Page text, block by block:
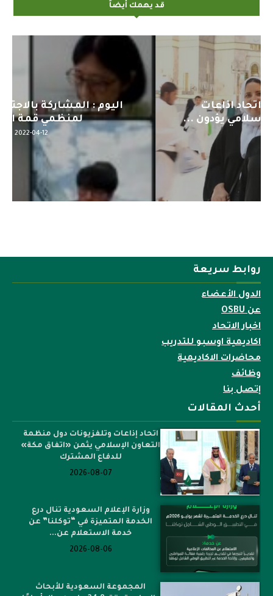
قد يهمك أيضاً
اليوم : المشاركة بالاجتماع التحضيري
لمنظمي قمة اسيا...
2022-04-12
روابط سريعة
الدول الأعضاء
عن OSBU
اخبار الاتحاد
اكاديمية اوسبو للتدريب
محاضرات الاكاديمية
وظائف
إتصل بنا
أحدث المقالات
اتحاد إذاعات وتلفزيونات دول منظمة
التعاون الإسلامي يثمن «اتفاق مكة»
للدفاع المشترك
2026-08-07
وزارة الإعلام السعودية تنال درع
الخدمة المتميزة في “توكلنا” عن
خدمة الاستعلام عن...
2026-08-06
المجموعة السعودية للأبحاث